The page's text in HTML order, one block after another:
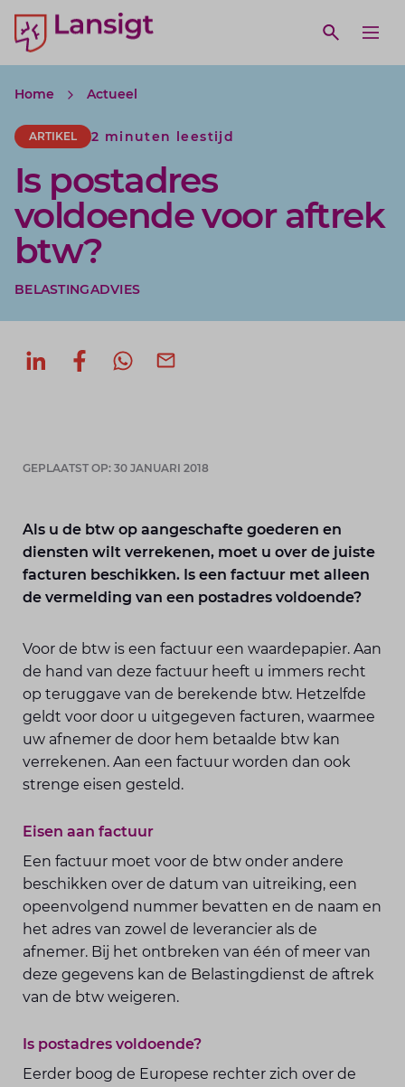
Lansigt Accountants logo
Open
search website
Home Actueel
ARTIKEL 2 minuten leestijd
Is postadres
voldoende voor aftrek
btw?
BELASTINGADVIES
Deel op LinkedIn
Deel op Facebook
GEPLAATST OP: 30 JANUARI 2018
Als u de btw op aangeschafte goederen en
diensten wilt verrekenen, moet u over de juiste
facturen beschikken. Is een factuur met alleen
de vermelding van een postadres voldoende?
Voor de btw is een factuur een waardepapier. Aan
de hand van deze factuur heeft u immers recht
op teruggave van de berekende btw. Hetzelfde
geldt voor door u uitgegeven facturen, waarmee
uw afnemer de door hem betaalde btw kan
verrekenen. Aan een factuur worden dan ook
strenge eisen gesteld.
Eisen aan factuur
Een factuur moet voor de btw onder andere
beschikken over de datum van uitreiking, een
opeenvolgend nummer bevatten en de naam en
het adres van zowel de leverancier als de
afnemer. Bij het ontbreken van één of meer van
deze gegevens kan de Belastingdienst de aftrek
van de btw weigeren.
Is postadres voldoende?
Eerder boog de Europese rechter zich over de